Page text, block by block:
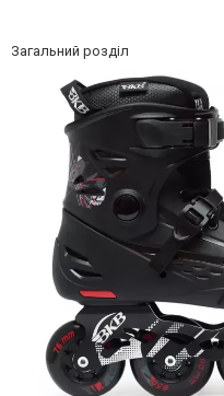
Загальний розділ